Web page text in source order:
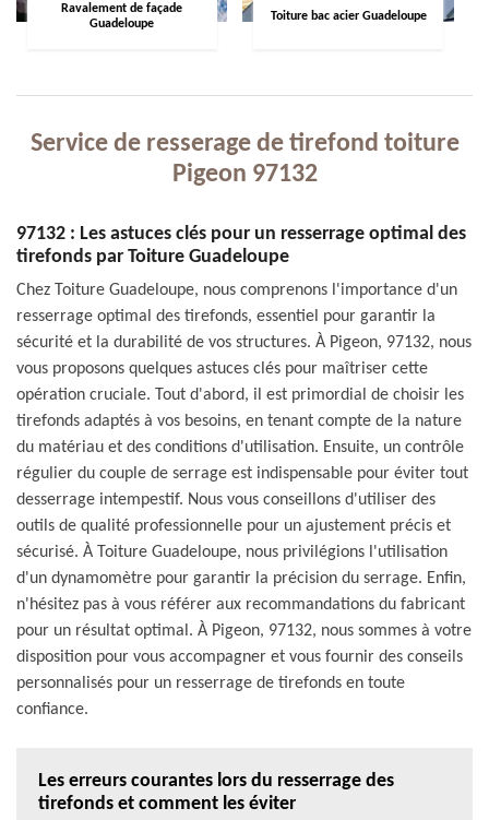
Ravalement de façade
Guadeloupe
Toiture bac acier Guadeloupe
Service de resserage de tirefond toiture
Pigeon 97132
97132 : Les astuces clés pour un resserrage optimal des
tirefonds par Toiture Guadeloupe
Chez Toiture Guadeloupe, nous comprenons l'importance d'un
resserrage optimal des tirefonds, essentiel pour garantir la
sécurité et la durabilité de vos structures. À Pigeon, 97132, nous
vous proposons quelques astuces clés pour maîtriser cette
opération cruciale. Tout d'abord, il est primordial de choisir les
tirefonds adaptés à vos besoins, en tenant compte de la nature
du matériau et des conditions d'utilisation. Ensuite, un contrôle
régulier du couple de serrage est indispensable pour éviter tout
desserrage intempestif. Nous vous conseillons d'utiliser des
outils de qualité professionnelle pour un ajustement précis et
sécurisé. À Toiture Guadeloupe, nous privilégions l'utilisation
d'un dynamomètre pour garantir la précision du serrage. Enfin,
n'hésitez pas à vous référer aux recommandations du fabricant
pour un résultat optimal. À Pigeon, 97132, nous sommes à votre
disposition pour vous accompagner et vous fournir des conseils
personnalisés pour un resserrage de tirefonds en toute
confiance.
Les erreurs courantes lors du resserrage des
tirefonds et comment les éviter